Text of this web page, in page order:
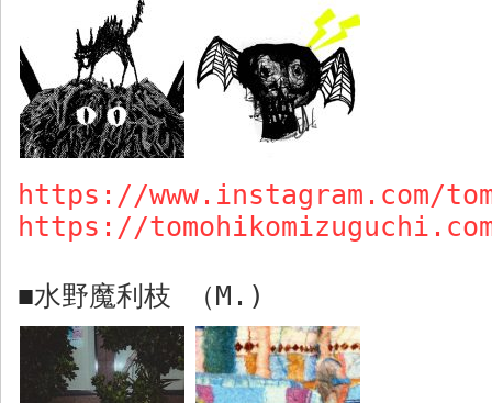
https://www.instagram.com/
https://
■水野魔利枝 （M.)